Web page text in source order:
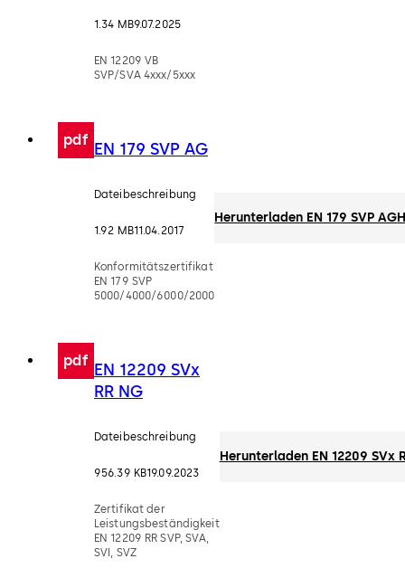
1.34 MB9.07.2025
EN 12209 VB
SVP/SVA 4xxx/5xxx
pdf EN 179 SVP AG
Dateibeschreibung
1.92 MB11.04.2017
Konformitätszertifikat
EN 179 SVP
5000/4000/6000/2000
Herunterladen EN 179 SVP AG
pdf EN 12209 SVx
RR NG
Dateibeschreibung
956.39 KB19.09.2023
Zertifikat der
Leistungsbeständigkeit
EN 12209 RR SVP, SVA,
SVI, SVZ
Herunterladen EN 12209 SVx